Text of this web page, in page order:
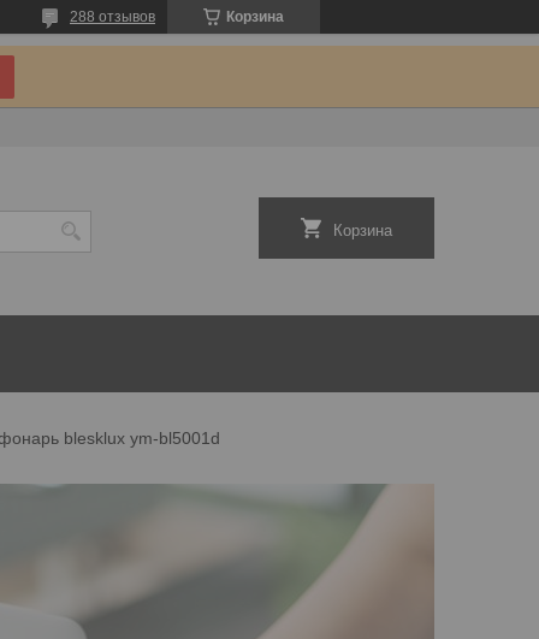
Корзина
288 отзывов
Корзина
blesklux ym-bl5001d